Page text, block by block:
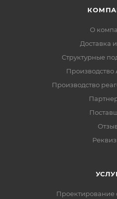
О
Доставка
Структурные
Производство
Проектирование